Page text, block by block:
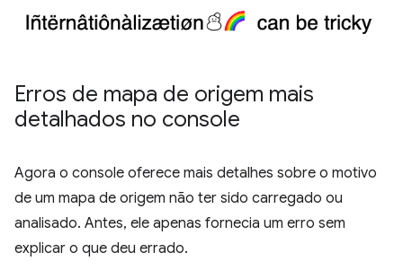
Erros de mapa de origem mais
detalhados no console
Agora o console oferece mais detalhes sobre o motivo
de um mapa de origem não ter sido carregado ou
analisado. Antes, ele apenas fornecia um erro sem
explicar o que deu errado.